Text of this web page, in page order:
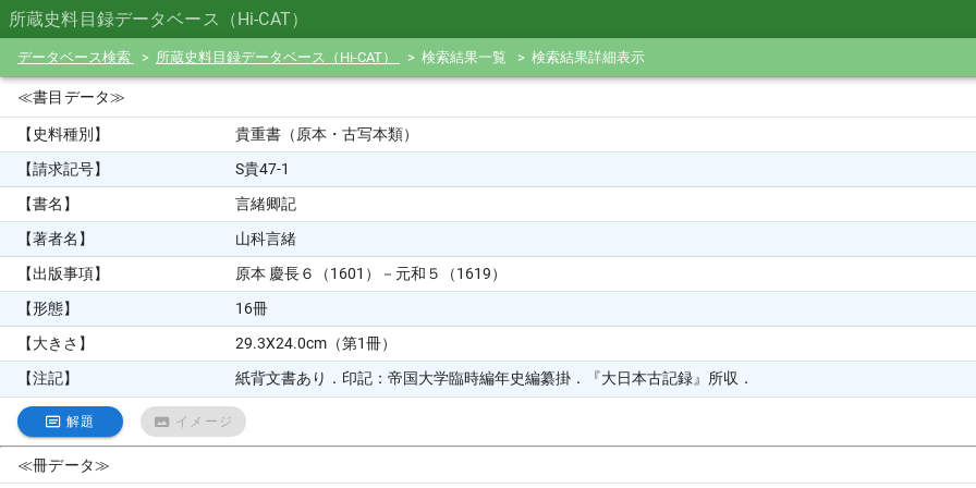
所蔵史料目録データベース（Hi-CAT）
データベース検索 所蔵史料目録データベース（Hi-CAT） 検索結果一覧 検索結果詳細表示
≪書目データ≫
【史料種別】
貴重書（原本・古写本類）
【請求記号】
S貴47-1
【書名】
言緒卿記
【著者名】
山科言緒
【出版事項】
原本 慶長６（1601）－元和５（1619）
【形態】
16冊
【大きさ】
29.3X24.0cm（第1冊）
【注記】
紙背文書あり．印記：帝国大学臨時編年史編纂掛．『大日本古記録』所収．
解題 イメージ
≪冊データ≫